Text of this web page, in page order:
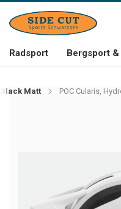
Radsport Bergsport
Matt POC Cularis,